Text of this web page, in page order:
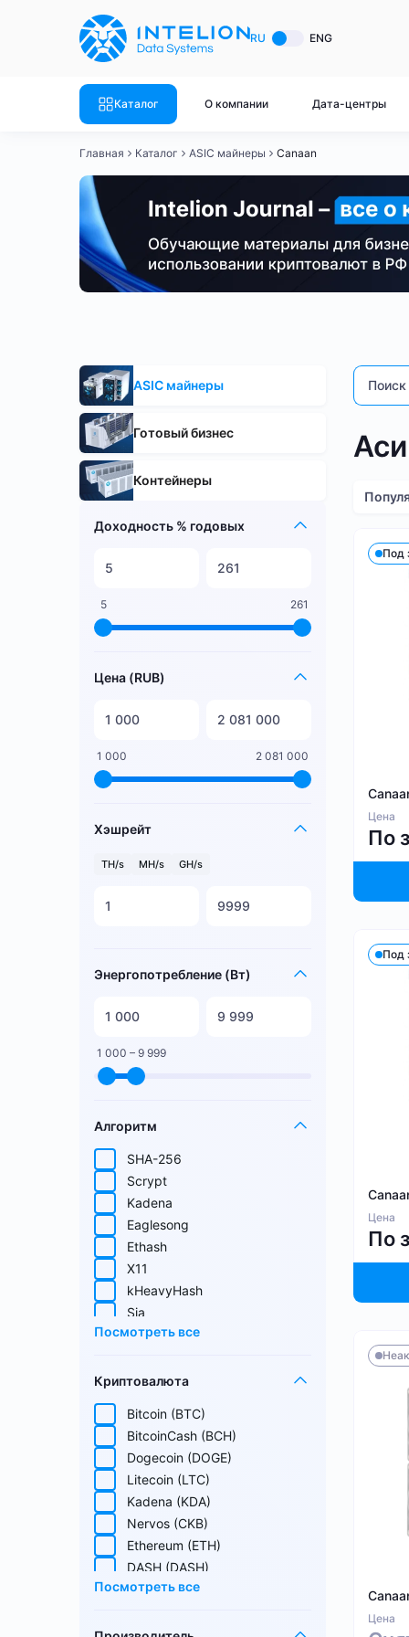
RU ENG
Каталог О компании Дата-центры
ASIC майнеры
Canaan
Innosilicon
Смотреть весь каталог
Готовый
Готовый
Готовый
Готовый
Готовый
Главная Каталог ASIC майнеры Canaan
ASIC майнеры
Готовый бизнес
Контейнеры
Доходность % годовых
5 261
Цена (RUB)
1 000 2 081 000
Хэшрейт
TH/s MH/s GH/s
Энергопотребление (Вт)
1 000 – 9 999
Алгоритм
SHA-256
Scrypt
Kadena
Eaglesong
Ethash
X11
kHeavyHash
Sia
Equihash
Handshake
Lyra2REv2
Cuckatoo31
Randomx
SHA512256d
Ethash4G
Посмотреть все
Криптовалюта
Bitcoin (BTC)
BitcoinCash (BCH)
Dogecoin (DOGE)
Litecoin (LTC)
Kadena (KDA)
Nervos (CKB)
Ethereum (ETH)
DASH (DASH)
EthereumPoW (ETHW)
Посмотреть все
Под
Цена
По
Под
Цена
По
Цена